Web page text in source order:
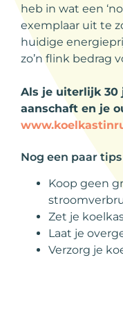
heb in wat een
exemplaar uit te
huidige
zo’n flink bedrag
Als je uiterlijk 30
aanschaft en je
Nog een paar tips
Koop geen
Zet je
Laat je
Verzorg je